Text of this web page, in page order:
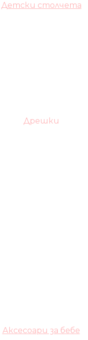
Детски столчета
Дрешки
Аксесоари за бебе